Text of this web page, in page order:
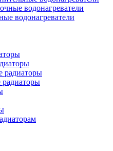
водонагреватели
водонагреватели
радиаторы
радиаторы